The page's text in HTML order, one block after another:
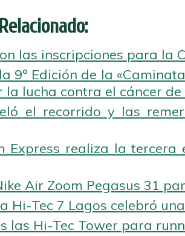
las inscripciones para la
9º Edición de la
la lucha contra el cáncer
el recorrido y las
Express realiza la
Air Zoom Pegasus 31
Hi-Tec 7 Lagos celebró
las Hi-Tec Tower para